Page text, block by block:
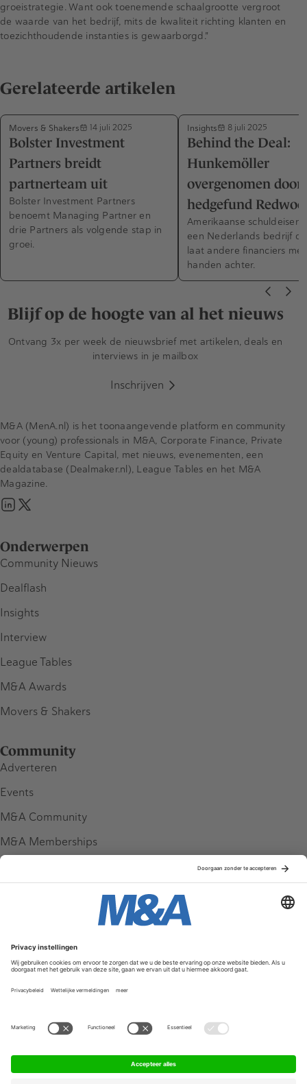
groeistrategie. Want ook toenemende schaalgrootte vergroot
de waarde van het bedrijf, mits de kwaliteit richting klanten en
toezichthoudende instanties is gewaarborgd."
Gerelateerde artikelen
Movers & Shakers 14 juli 2025
Bolster Investment
Partners breidt
partnerteam uit
Bolster Investment Partners
benoemt Managing Partner en
drie Partners als volgende stap in
groei.
Insights 8 juli 2025
Behind the Deal:
Hunkemöller
overgenomen door
hedgefund
Amerikaanse schuldeiser
een Nederlands bedrijf
laat andere financiers
handen achter.
Blijf op de hoogte van al het nieuws
Ontvang 3x per week de nieuwsbrief met artikelen, deals en
interviews in je mailbox
Inschrijven
Onderwerpen
Community Nieuws
Dealflash
Insights
Interview
League Tables
M&A Awards
Movers & Shakers
Community
Adverteren
Events
M&A Community
M&A Memberships
Service & Contact
Contact
FAQ
Werken bij ons
Algemene Voorwaarden
M&A (MenA.nl) is het toonaangevende platform en community
voor (young) professionals in M&A, Corporate Finance, Private
Equity en Venture Capital, met nieuws, evenementen, een
dealdatabase (Dealmaker.nl), League Tables en het M&A
Magazine.